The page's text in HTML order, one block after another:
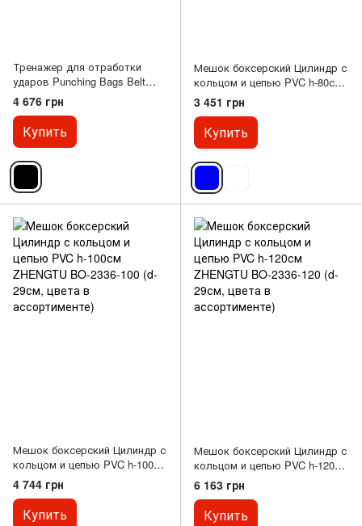
Тренажер для отработки
ударов Punching Bags Belt
пояс для боксерского мешка
Slip Stick SP-Sport BO-1993-4
(кожа, цвета в ассортименте)
4 676 грн
Купить
Мешок боксерский Цилиндр с
кольцом и цепью PVC h-80см
ZHENGTU SP-Sport BO-2336-80
(d-29см, цвета в
ассортименте)
3 451 грн
Купить
Мешок боксерский Цилиндр с
кольцом и цепью PVC h-100см
ZHENGTU BO-2336-100 (d-
29см, цвета в ассортименте)
4 744 грн
Купить
Мешок боксерский Цилиндр с
кольцом и цепью PVC h-120см
ZHENGTU BO-2336-120 (d-
29см, цвета в ассортименте)
6 163 грн
Купить